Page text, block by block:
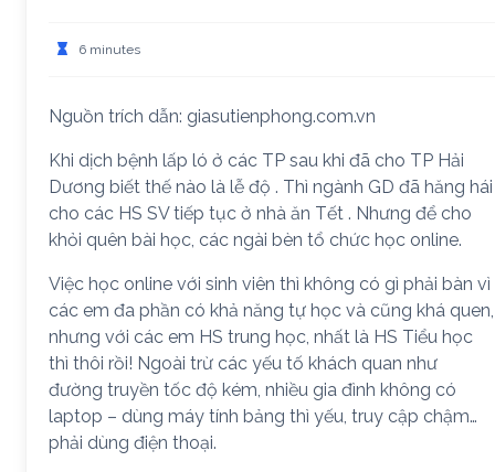
6 minutes
Nguồn trích dẫn: giasutienphong.com.vn
Khi dịch bệnh lấp ló ở các TP sau khi đã cho TP Hải
Dương biết thế nào là lễ độ . Thì ngành GD đã hăng hái
cho các HS SV tiếp tục ở nhà ăn Tết . Nhưng để cho
khỏi quên bài học, các ngài bèn tổ chức học online.
Việc học online với sinh viên thì không có gì phải bàn vì
các em đa phần có khả năng tự học và cũng khá quen,
nhưng với các em HS trung học, nhất là HS Tiểu học
thì thôi rồi! Ngoài trừ các yếu tố khách quan như
đường truyền tốc độ kém, nhiều gia đình không có
laptop – dùng máy tính bảng thì yếu, truy cập chậm…
phải dùng điện thoại.